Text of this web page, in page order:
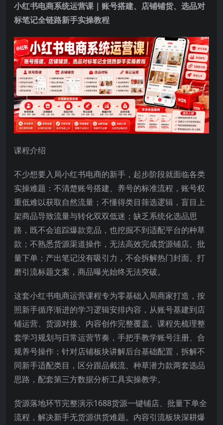
小红书电商系统运营课｜账号搭建、店铺铺货、选品对
标笔记全链路新手实操教程
课程介绍
不少想要入局小红书电商的新手，起步阶段就面临各类
实操难题：不清楚账号搭建、养号的标准流程，账号权
重低难以获取自然流量；不懂得类目筛选逻辑，盲目上
架商品导致流量与转化双双低迷；缺乏系统化选品思
路，既不会追踪爆款竞品，也挖掘不到适配平台的种草
款；不熟悉货源渠道操作，无法高效完成货源铺店、批
量下单；产出笔记没有吸引力，不会拆解热门封面、打
磨引流标题文案，商品曝光始终无法突破。
这套小红书电商运营课程专为零基础入局商家打造，按
照新手循序渐进的学习逻辑安排内容，从账号基建到店
铺运营、货源对接、内容创作完整覆盖。课程先梳理整
套学习规划与日常运营节奏，手把手教学账号注册、合
规养号操作；针对店铺板块讲解后台基础配置，拆解不
同新手适配类目，区分跟品截流、种草潜力款两套选品
思路，配套第三方数据分析工具实操教学。
货源落地环节完整演示1688货源一键铺店、批量下单全
流程，解决新手无货源供货难题。内容引流板块深耕爆